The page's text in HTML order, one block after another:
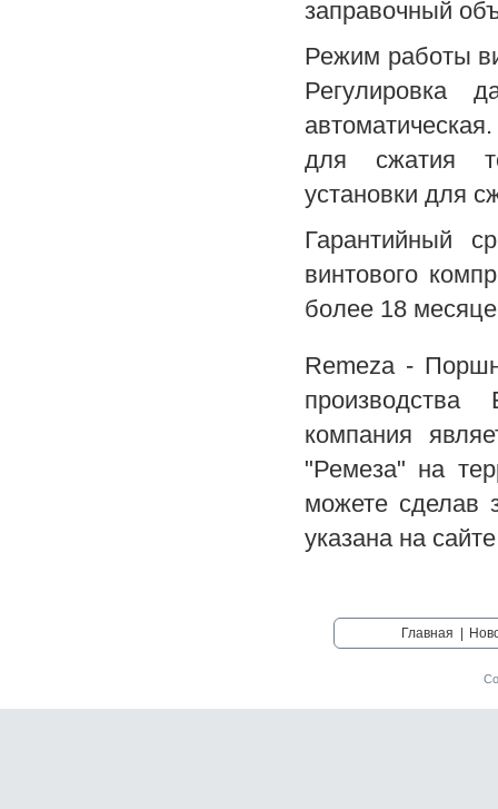
заправочный
Режим работы
Регулировка
для сжатия
установки для
Гарантийный
винтового
более 18
Remeza -
компания
"Ремеза" на
можете сделав
указана на
Главная